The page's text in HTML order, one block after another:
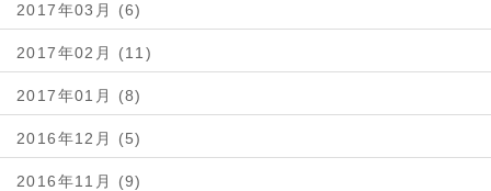
2017年03月 (6)
2017年02月 (11)
2017年01月 (8)
2016年12月 (5)
2016年11月 (9)